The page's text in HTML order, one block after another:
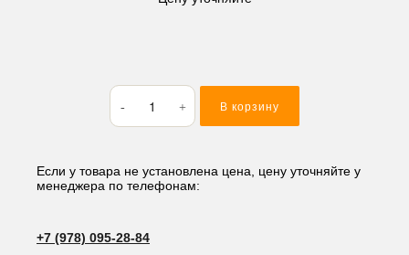
Количество
товара
Быстросъем
65*260*395,88,
мм
В корзину
Если у товара не установлена цена, цену уточняйте у
менеджера по телефонам:
+7 (978) 095-28-84